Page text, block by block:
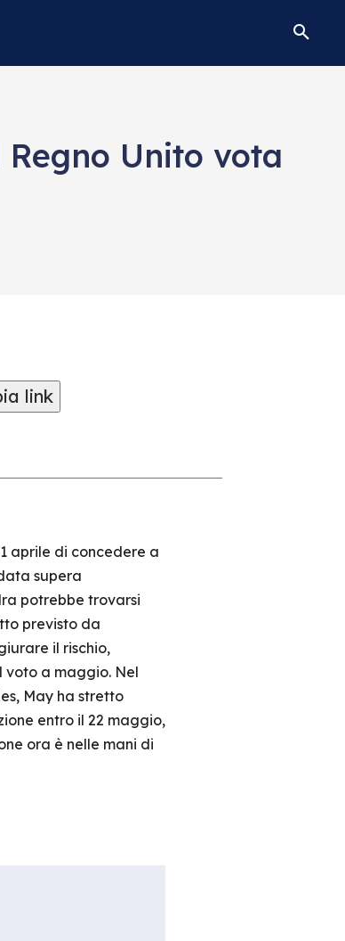
Unito vota
link
aprile di concedere a
supera
potrebbe trovarsi
previsto da
il rischio,
voto a maggio. Nel
May ha stretto
entro il 22 maggio,
ora è nelle mani di